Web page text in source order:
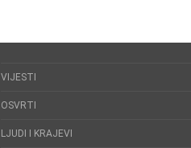
VIJESTI
OSVRTI
LJUDI I KRAJEVI